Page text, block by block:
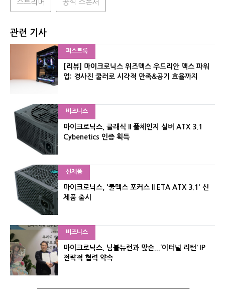
스트리머 공식 스폰서
관련 기사
퍼스트룩
[리뷰] 마이크로닉스 위즈맥스 우드리안 맥스 파워
업: 경사진 쿨러로 시각적 만족&공기 효율까지
비즈니스
마이크로닉스, 클래식 II 풀체인지 실버 ATX 3.1
Cybenetics 인증 획득
신제품
마이크로닉스, '쿨맥스 포커스 II ETA ATX 3.1' 신
제품 출시
비즈니스
마이크로닉스, 님블뉴런과 맞손...‘이터널 리턴’ IP
전략적 협력 약속